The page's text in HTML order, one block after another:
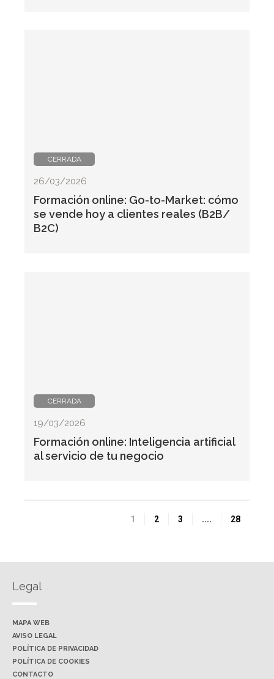
CERRADA
26/03/2026
Formación online: Go-to-Market: cómo
se vende hoy a clientes reales (B2B/
B2C)
CERRADA
19/03/2026
Formación online: Inteligencia artificial
al servicio de tu negocio
1 2 3 .... 28
Legal
MAPA WEB
AVISO LEGAL
POLÍTICA DE PRIVACIDAD
POLÍTICA DE COOKIES
CONTACTO